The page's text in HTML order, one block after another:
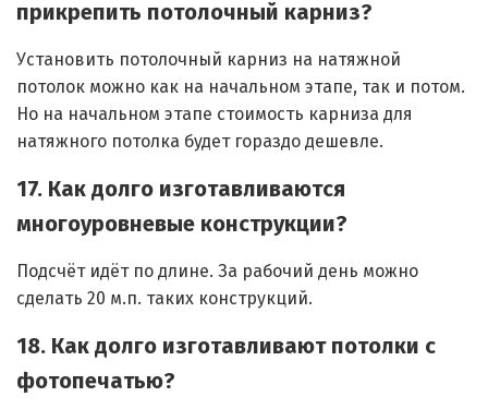
прикрепить потолочный карниз?
Установить потолочный карниз на натяжной
потолок можно как на начальном этапе, так и потом.
Но на начальном этапе стоимость карниза для
натяжного потолка будет гораздо дешевле.
17. Как долго изготавливаются
многоуровневые конструкции?
Подсчёт идёт по длине. За рабочий день можно
сделать 20 м.п. таких конструкций.
18. Как долго изготавливают потолки с
фотопечатью?